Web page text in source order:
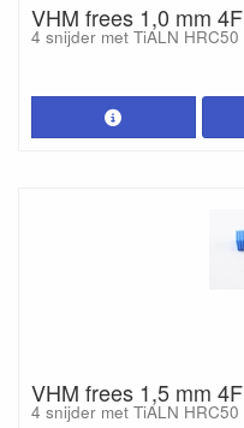
VHM frees 1,0 mm 4F
4 snijder met TiALN HRC50
VHM frees 1,5 mm 4F
4 snijder met TiALN HRC50